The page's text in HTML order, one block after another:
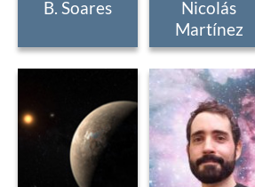
B. Soares
Nicolás
Martínez